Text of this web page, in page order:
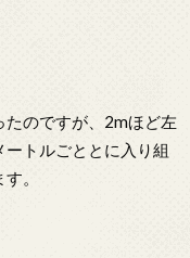
のですが、2mほど左
トルごととに入り組
。